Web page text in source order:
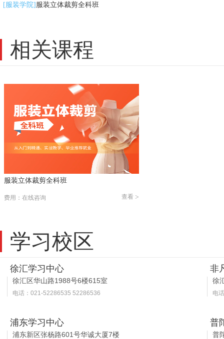
[服装学院] 服装立体裁剪全科班
相关课程
服装立体裁剪全科班
查看 >
费用：在线咨询
学习校区
徐汇学习中心
徐汇区华山路1988号6楼615室
电话：021-52286535 52286536
非
徐
电
浦东学习中心
浦东新区张杨路601号华诚大厦7楼
普
普